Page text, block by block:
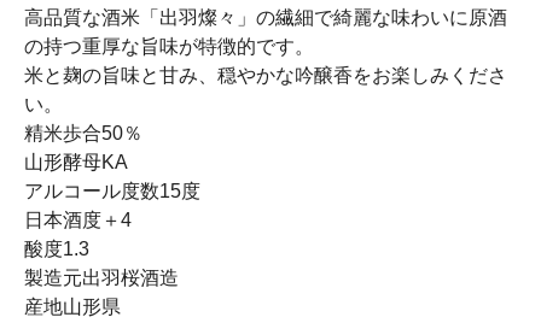
高品質な酒米「出羽燦々」の繊細で綺麗な味わいに原酒
の持つ重厚な旨味が特徴的です。
米と麹の旨味と甘み、穏やかな吟醸香をお楽しみくださ
い。
精米歩合50％
山形酵母KA
アルコール度数15度
日本酒度＋4
酸度1.3
製造元出羽桜酒造
産地山形県